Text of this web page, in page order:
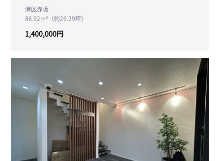
港区赤坂
86.92m²（約26.29坪）
1,400,000円